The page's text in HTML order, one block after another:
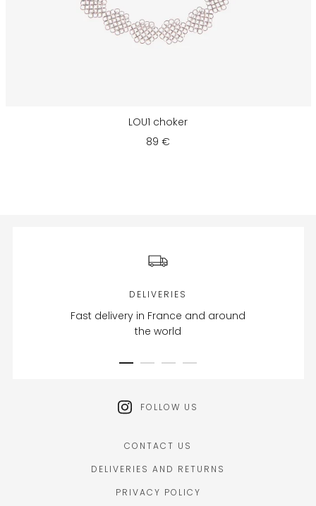
LOU1 choker
89 €
DELIVERIES
Fast delivery in France and around
the world
FOLLOW US
CONTACT US
DELIVERIES AND RETURNS
PRIVACY POLICY